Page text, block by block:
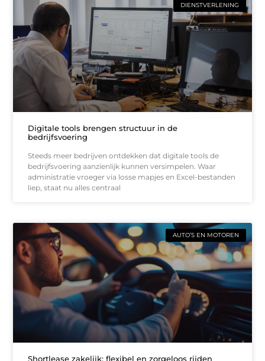
DIENSTVERLENING
Digitale tools brengen structuur in de
bedrijfsvoering
Steeds meer bedrijven ontdekken dat digitale tools de
bedrijfsvoering aanzienlijk kunnen versimpelen. Waar
administratie vroeger via losse mapjes en Excel-bestanden
liep, staat nu alles centraal
AUTO’S EN MOTOREN
Shortlease zakelijk: flexibel en zorgeloos rijden